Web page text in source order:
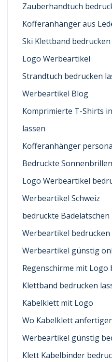
Zauberhandtuch
Kofferanhänger aus
Ski Klettband bedrucken
Logo Werbeartikel
Strandtuch bedrucken
Werbeartikel Blog
Komprimierte T-Shirts
lassen
Kofferanhänger
Bedruckte
Logo Werbeartikel
Werbeartikel Schweiz
bedruckte Badelatschen
Werbeartikel bedrucken
Werbeartikel günstig
Regenschirme mit Logo
Klettband bedrucken
Kabelklett mit Logo
Wo Kabelklett
Werbeartikel günstig
Klett Kabelbinder